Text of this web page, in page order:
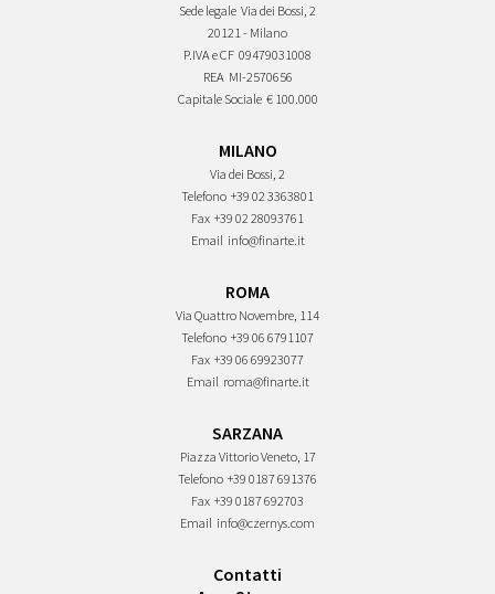
Sede legale Via dei Bossi, 2
20121 - Milano
P.IVA e CF 09479031008
REA MI-2570656
Capitale Sociale € 100.000
MILANO
Via dei Bossi, 2
Telefono +39 02 3363801
Fax +39 02 28093761
Email info@finarte.it
ROMA
Via Quattro Novembre, 114
Telefono +39 06 6791107
Fax +39 06 69923077
Email roma@finarte.it
SARZANA
Piazza Vittorio Veneto, 17
Telefono +39 0187 691376
Fax +39 0187 692703
Email info@czernys.com
Contatti